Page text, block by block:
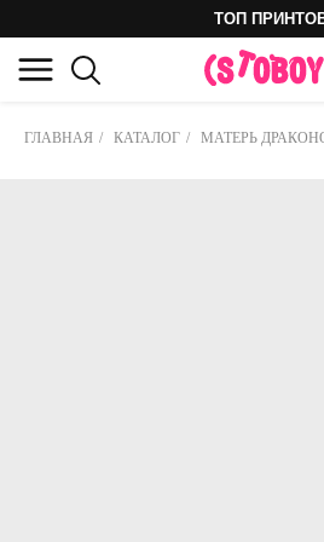
ТОП
ГЛАВНАЯ / КАТАЛОГ / МАТЕРЬ